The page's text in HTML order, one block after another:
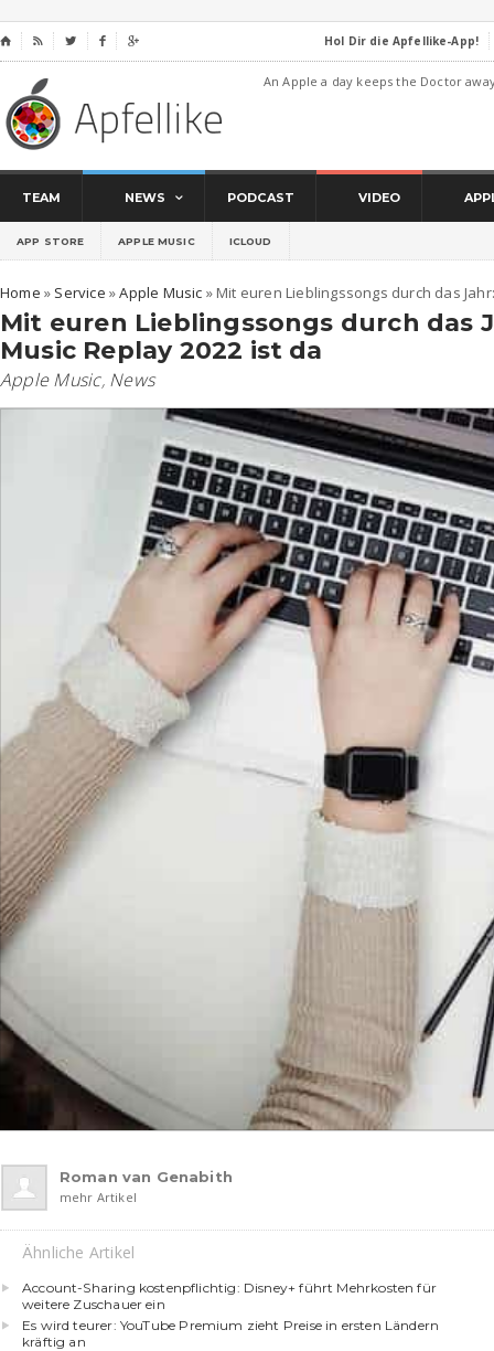
⌂     Hol Dir die Apfellike-App!
An Apple a day keeps the Doctor
TEAM NEWS PODCAST VIDEO
APP STORE APPLE MUSIC ICLOUD
Home » Service »Apple Music » Mit euren Lieblingssongs durch das
Mit euren Lieblingssongs durch das
Music Replay 2022 ist da
Apple Music, News
Roman van Genabith
mehr Artikel
Ähnliche Artikel
Account-Sharing kostenpflichtig: Disney+ führt Mehrkosten für
weitere Zuschauer ein
Es wird teurer: YouTube Premium zieht Preise in ersten Ländern
kräftig an